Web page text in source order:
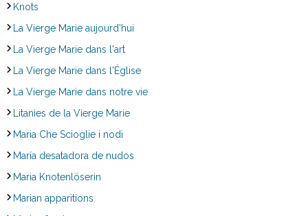
Knots
La Vierge Marie aujourd'hui
La Vierge Marie dans l'art
La Vierge Marie dans l'Église
La Vierge Marie dans notre vie
Litanies de la Vierge Marie
Maria Che Scioglie i nodi
María desatadora de nudos
Maria Knotenlöserin
Marian apparitions